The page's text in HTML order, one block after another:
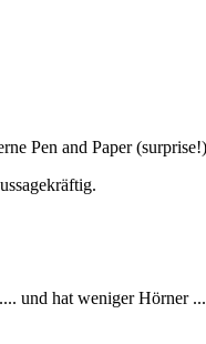
Pen and Paper
und hat weniger Hörner